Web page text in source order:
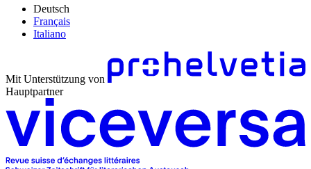
Deutsch
Français
Italiano
Mit Unterstützung von
Hauptpartner